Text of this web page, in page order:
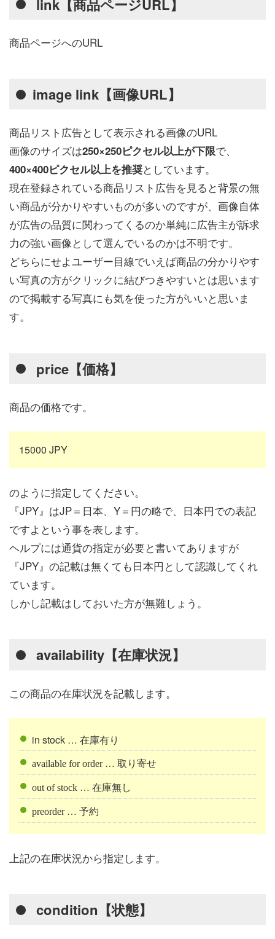
link【商品ページURL】
商品ページへのURL
image link【画像URL】
商品リスト広告として表示される画像のURL
画像のサイズは250×250ピクセル以上が下限で、
400×400ピクセル以上を推奨としています。
現在登録されている商品リスト広告を見ると背景の無
い商品が分かりやすいものが多いのですが、画像自体
が広告の品質に関わってくるのか単純に広告主が訴求
力の強い画像として選んでいるのかは不明です。
どちらにせよユーザー目線でいえば商品の分かりやす
い写真の方がクリックに結びつきやすいとは思います
ので掲載する写真にも気を使った方がいいと思いま
す。
price【価格】
商品の価格です。
15000 JPY
のように指定してください。
『JPY』はJP＝日本、Y＝円の略で、日本円での表記
ですよという事を表します。
ヘルプには通貨の指定が必要と書いてありますが
『JPY』の記載は無くても日本円として認識してくれ
ています。
しかし記載はしておいた方が無難しょう。
availability【在庫状況】
この商品の在庫状況を記載します。
in stock … 在庫有り
available for order … 取り寄せ
out of stock … 在庫無し
preorder … 予約
上記の在庫状況から指定します。
condition【状態】